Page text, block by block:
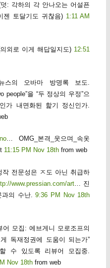
: 각하의 각 안나오는 어설픈
젠 토달기도 귀찮음) 1:11 AM
외로 이게 해답일지도) 12:51
스의 오바마 방명록 보도.
people”을 “두 정상의 우정”으
가 내면화된 핥기 정신인가.
… OMG_본격_웃으며_속옷
11:15 PM Nov 18th from web
전문성은 ㅈ도 아닌 취급하
www.pressian.com/art … 진
의 수난.
9:36 PM Nov 18th
모집: 에브게니 모로조프의
독재정권에 도움이 되는가”
수 있도록 리뷰어 모집중.
Nov 18th from web